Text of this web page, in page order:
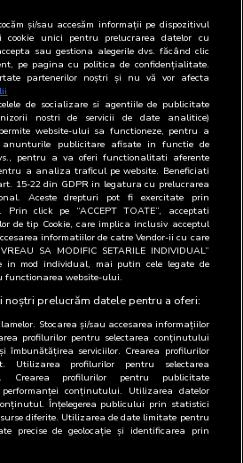
final al spotului < timpul de
a spoturilor publicitare dpdv al
etc.
BRAT va descoperi neconcordante
pentru datele primite de la
prevederile din contractual cu
informa membrii MIP Radio
metodologice si
și/sau accesăm informații pe dispozitivul
cookie unici pentru prelucrarea datelor cu
sau gestiona alegerile dvs. făcând clic
pe pagina cu politica de confidențialitate.
partenerilor noștri și nu vă vor afecta
de socializare si agentiile de publicitate
nostri de servicii de date analitice)
website-ului sa functioneze, pentru a
publicitare afisate in functie de
pentru a va oferi functionalitati aferente
a analiza traficul pe website. Beneficiati
15-22 din GDPR in legatura cu prelucrarea
Aceste drepturi pot fi exercitate prin
. Prin click pe “ACCEPT TOATE”, acceptati
de tip Cookie, care implica inclusiv acceptul
informatiilor de catre Vendor-ii cu care
SA MODIFIC SETARILE INDIVIDUAL”
in mod individual, mai putin cele legate de
functionarea website-ului.
noștri prelucrăm datele pentru a oferi:
Stocarea și/sau accesarea informațiilor
profilurilor pentru selectarea conținutului
îmbunătățirea serviciilor. Crearea profilurilor
Utilizarea profilurilor pentru selectarea
Crearea profilurilor pentru publicitate
conținutului. Utilizarea datelor
Înțelegerea publicului prin statistici
diferite. Utilizarea de date limitate pentru
precise de geolocație și identificarea prin